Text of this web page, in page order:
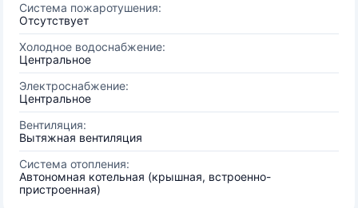
Система пожаротушения:
Отсутствует
Холодное водоснабжение:
Центральное
Электроснабжение:
Центральное
Вентиляция:
Вытяжная вентиляция
Система отопления:
Автономная котельная (крышная, встроенно-
пристроенная)